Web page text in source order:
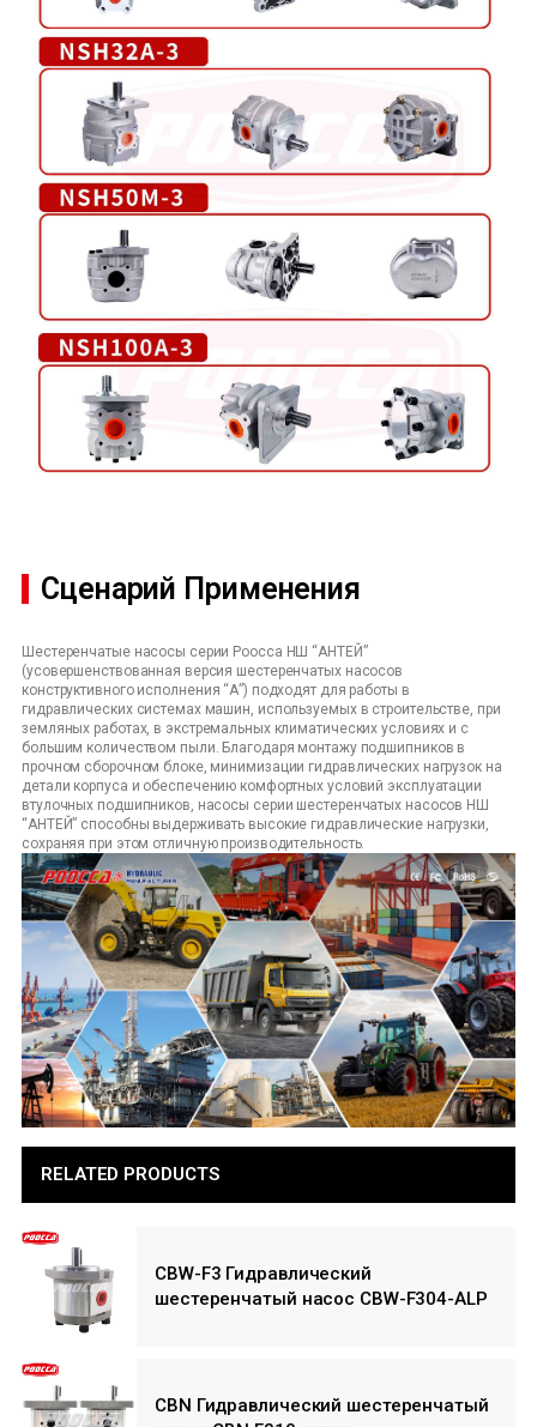
Сценарий Применения
Шестеренчатые насосы серии Poocca НШ “АНТЕЙ”
(усовершенствованная версия шестеренчатых насосов
конструктивного исполнения “А”) подходят для работы в
гидравлических системах машин, используемых в строительстве, при
земляных работах, в экстремальных климатических условиях и с
большим количеством пыли. Благодаря монтажу подшипников в
прочном сборочном блоке, минимизации гидравлических нагрузок на
детали корпуса и обеспечению комфортных условий эксплуатации
втулочных подшипников, насосы серии шестеренчатых насосов НШ
“АНТЕЙ” способны выдерживать высокие гидравлические нагрузки,
сохраняя при этом отличную производительность.
RELATED PRODUCTS
CBW-F3 Гидравлический
шестеренчатый насос CBW-F304-ALP
CBN Гидравлический шестеренчатый